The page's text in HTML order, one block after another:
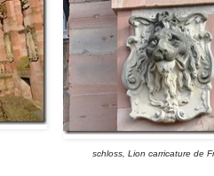
schloss, Lion carricature de